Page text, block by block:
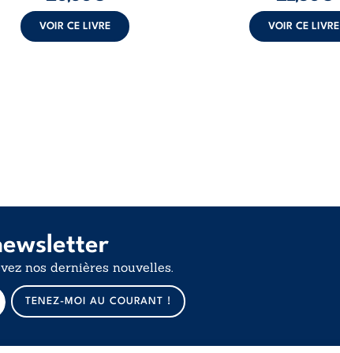
VOIR CE LIVRE VOIR CE LIVRE
nos dernières nouvelles.
TENEZ-MOI AU COURANT !